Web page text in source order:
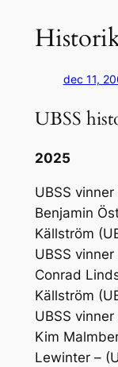
dec 11,
UBSS
2025
UBSS
Benjamin
Källström
UBSS
Conrad
Källström
UBSS
Kim
Lewinter –